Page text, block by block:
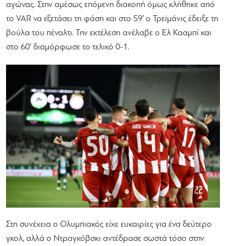
αγώνας. Στην αμέσως επόμενη διακοπή όμως κλήθηκε από
το VAR να εξετάσει τη φάση και στο 59′ ο Τρεϊμάνις έδειξε τη
βούλα του πέναλτι. Την εκτέλεση ανέλαβε ο Ελ Κααμπί και
στο 60′ διαμόρφωσε το τελικό 0-1.
Στη συνέχεια ο Ολυμπιακός είχε ευκαιρίες για ένα δεύτερο
γκολ, αλλά ο Ντραγκόβσκι αντέδρασε σωστά τόσο στην